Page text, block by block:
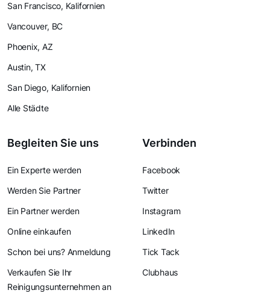
San Francisco, Kalifornien
Vancouver, BC
Phoenix, AZ
Austin, TX
San Diego, Kalifornien
Alle Städte
Begleiten Sie uns
Ein Experte werden
Werden Sie Partner
Ein Partner werden
Online einkaufen
Schon bei uns? Anmeldung
Verkaufen Sie Ihr
Reinigungsunternehmen an
Verbinden
Facebook
Twitter
Instagram
LinkedIn
Tick Tack
Clubhaus